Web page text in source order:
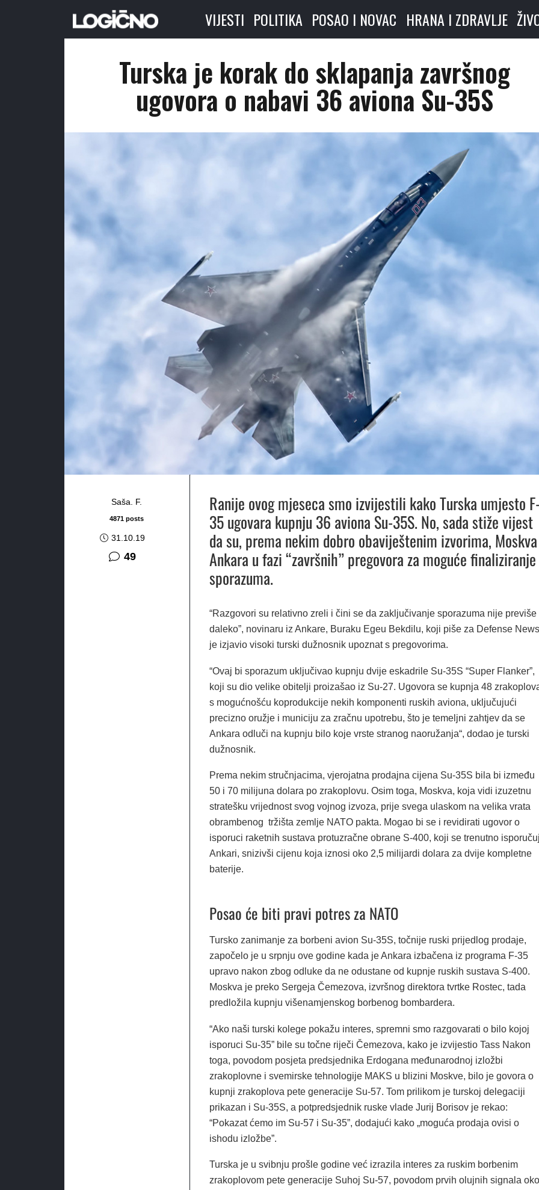
VIJESTI POLITIKA POSAO I NOVAC HRANA I ZDRAVLJE
Turska je korak do sklapanja završnog
ugovora o nabavi 36 aviona Su-35S
Saša. F.
4871 posts
31.10.19
49komentara
Ranije ovog mjeseca smo izvijestili kako Turska umjesto
35 ugovara kupnju 36 aviona Su-35S. No, sada stiže vijest
da su, prema nekim dobro obaviještenim izvorima,
Ankara u fazi “završnih” pregovora za moguće finaliziranje
sporazuma.
“Razgovori su relativno zreli i čini se da zaključivanje sporazuma nije previše
daleko”, novinaru iz Ankare, Buraku Egeu Bekdilu, koji piše za Defense News
je izjavio visoki turski dužnosnik upoznat s pregovorima.
“Ovaj bi sporazum uključivao kupnju dvije eskadrile Su-35S “Super Flanker”,
koji su dio velike obitelji proizašao iz Su-27. Ugovora se kupnja 48
s mogućnošću koprodukcije nekih komponenti ruskih aviona, uključujući
precizno oružje i municiju za zračnu upotrebu, što je temeljni zahtjev da se
Ankara odluči na kupnju bilo koje vrste stranog naoružanja“, dodao je turski
dužnosnik.
Prema nekim stručnjacima, vjerojatna prodajna cijena Su-35S bila bi između
50 i 70 milijuna dolara po zrakoplovu. Osim toga, Moskva, koja vidi izuzetnu
stratešku vrijednost svog vojnog izvoza, prije svega ulaskom na velika vrata
obrambenog tržišta zemlje NATO pakta. Mogao bi se i revidirati ugovor o
isporuci raketnih sustava protuzračne obrane S-400, koji se trenutno
Ankari, snizivši cijenu koja iznosi oko 2,5 milijardi dolara za dvije kompletne
baterije.
Posao će biti pravi potres za NATO
Tursko zanimanje za borbeni avion Su-35S, točnije ruski prijedlog prodaje,
započelo je u srpnju ove godine kada je Ankara izbačena iz programa F-35
upravo nakon zbog odluke da ne odustane od kupnje ruskih sustava S-400.
Moskva je preko Sergeja Čemezova, izvršnog direktora tvrtke Rostec, tada
predložila kupnju višenamjenskog borbenog bombardera.
“Ako naši turski kolege pokažu interes, spremni smo razgovarati o bilo kojoj
isporuci Su-35” bile su točne riječi Čemezova, kako je izvijestio Tass Nakon
toga, povodom posjeta predsjednika Erdogana međunarodnoj izložbi
zrakoplovne i svemirske tehnologije MAKS u blizini Moskve, bilo je govora o
kupnji zrakoplova pete generacije Su-57. Tom prilikom je turskoj delegaciji
prikazan i Su-35S, a potpredsjednik ruske vlade Jurij Borisov je rekao:
“Pokazat ćemo im Su-57 i Su-35”, dodajući kako „moguća prodaja ovisi o
ishodu izložbe”.
Turska je u svibnju prošle godine već izrazila interes za ruskim borbenim
zrakoplovom pete generacije Suhoj Su-57, povodom prvih olujnih signala oko